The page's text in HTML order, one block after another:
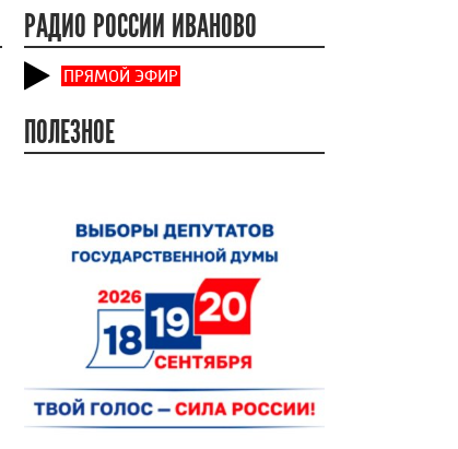
РАДИО РОССИИ ИВАНОВО
ПРЯМОЙ ЭФИР
ПОЛЕЗНОЕ